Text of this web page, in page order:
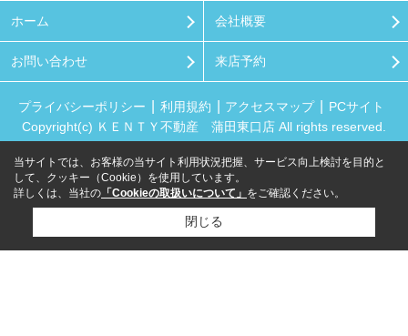
ホーム 会社概要
お問い合わせ 来店予約
プライバシーポリシー 利用規約 アクセスマップ
PCサイト
Copyright(c) ＫＥＮＴＹ不動産 蒲田東口店 All rights reserved.
当サイトでは、お客様の当サイト利用状況把握、サービス向上検討を目的と
して、クッキー（Cookie）を使用しています。
詳しくは、当社の 「Cookieの取扱いについて」 をご確認ください。
閉じる